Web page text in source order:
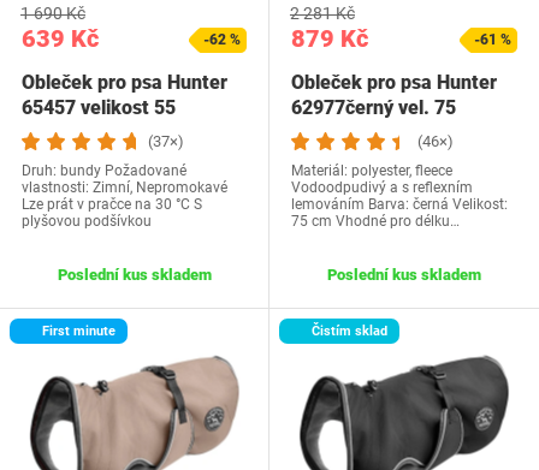
639 Kč
1 690 Kč
-62 %
Obleček pro psa Hunter
65457 velikost 55
(37×)
Druh: bundy Požadované
vlastnosti: Zimní, Nepromokavé
Lze prát v pračce na 30 °C S
plyšovou podšívkou
Poslední kus skladem
879 Kč
2 281 Kč
-61 %
Obleček pro psa Hunter
62977černý vel. 75
(46×)
Materiál: polyester, fleece
Vodoodpudivý a s reflexním
lemováním Barva: černá Velikost:
75 cm Vhodné pro délku…
Poslední kus skladem
First minute Čistím sklad